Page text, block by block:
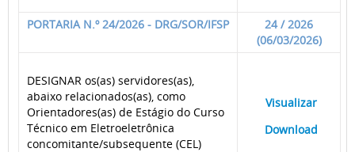
PORTARIA N.º 24/2026 - DRG/SOR/IFSP
24 / 2026
(06/03/2026)
DESIGNAR os(as) servidores(as),
abaixo relacionados(as), como
Orientadores(as) de Estágio do Curso
Técnico em Eletroeletrônica
concomitante/subsequente (CEL)
Visualizar
Download